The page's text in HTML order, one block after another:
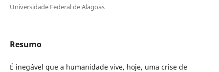
Universidade Federal de Alagoas
Resumo
É inegável que a humanidade vive, hoje, uma crise de